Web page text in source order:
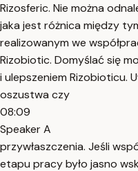
Rizosferic. Nie można
jaka jest różnica między
realizowanym we
Rizobiotic. Domyślać się
i ulepszeniem Rizobioticu.
oszustwa czy
08:09
Speaker A
przywłaszczenia. Jeśli
etapu pracy było jasno